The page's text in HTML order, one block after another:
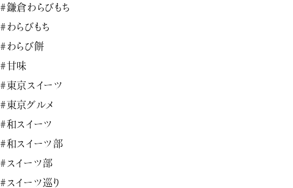
#鎌倉わらびもち
#わらびもち
#わらび餅
#甘味
#東京スイーツ
#東京グルメ
#和スイーツ
#和スイーツ部
#スイーツ部
#スイーツ巡り